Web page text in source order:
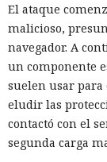
El ataque
malicioso,
navegador. A
un componente
suelen usar
eludir las
contactó con el
segunda carga